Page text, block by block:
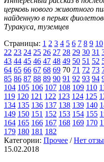
церковь нового животного
найденную в перьях
Туракуса, туземцев
Страницы: 1 2 3 4 5 6 7 8 9 10
22 23 24 25 26 27 28 29 30 31
43 44 45 46 47 48 49 50 51 52
64 65 66 67 68 69 70 71 72 73
85 86 87 88 89 90 91 92 93 94
104 105 106 107 108 109 110
119 120 121 122 123 124 125
134 135 136 137 138 139 140
149 150 151 152 153 154 155
164 165 166 167 168 169 170
179 180 181 182
Категории: Прочее / Нет
15.02.2018